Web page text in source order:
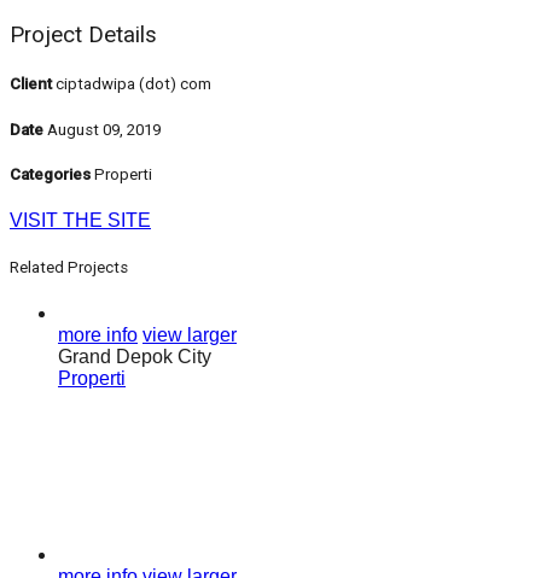
Project Details
Clientciptadwipa (dot) com
Date August 09, 2019
Categories Properti
VISIT THE SITE
Related Projects
more info view larger
Grand Depok City
Properti